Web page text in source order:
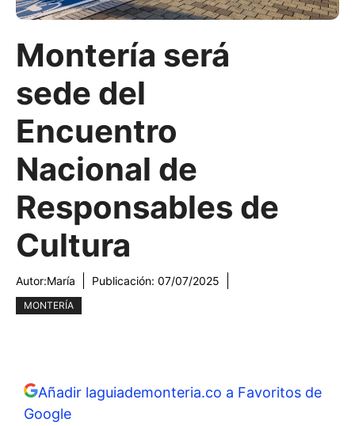
Montería será
sede del
Encuentro
Nacional de
Responsables de
Cultura
Autor:María Publicación: 07/07/2025
MONTERÍA
Añadir laguiademonteria.co a Favoritos de
Google